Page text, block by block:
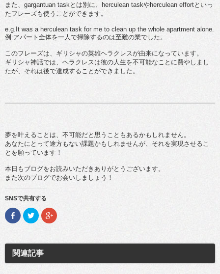
また、gargantuan taskとは別に、herculean taskやherculean effortといっ
たフレーズも使うことができます。
e.g.It was a herculean task for me to clean up the whole apartment alone.
例:アパート全体を一人で掃除するのは至難の業でした。
このフレーズは、ギリシャの英雄ヘラクレスが由来になっています。
ギリシャ神話では、ヘラクレスは彼の人生を不可能なことに費やしまし
たが、それは後で達成することができました。
夢を叶えることは、不可能だと思うこともあるかもしれません。
あなたにとって途方もない課題かもしれませんが、それを実現させるこ
とを願っています！
本日もブログをお読みいただきありがとうございます。
また次のブログでお会いしましょう！
SNSで共有する
F
a
o
o
k
で
ク
リ
て
T
w
i
ク
リ
て
o
関連記事